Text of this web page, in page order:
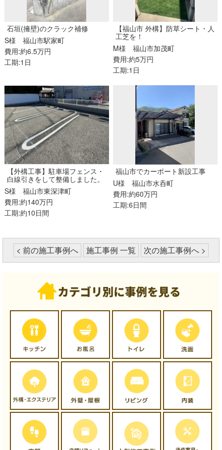
石垣(擁壁)のクラック補修
S様福山市駅家町
費用:約6.5万円
工期:1日
【福山市 外構】防草シート・人
工芝を！
M様福山市加茂町
費用:約5万円
工期:1日
【外構工事】駐車場フェンス・
白線引きをして整備しました。
S様福山市東深津町
費用:約140万円
工期:約10日間
福山市でカーポート新設工事
U様福山市水呑町
費用:約60万円
工期:6日間
< 前の施工事例へ 施工事例 一覧 次の施工事例へ >